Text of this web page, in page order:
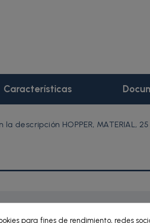
Características
descripción HOPPER, MATERIAL,
para fines de rendimiento, redes